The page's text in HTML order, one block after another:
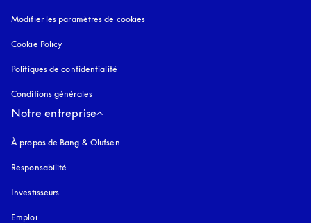
Modifier les paramètres de cookies
Cookie Policy
Politiques de confidentialité
Conditions générales
Notre entreprise
À propos de Bang & Olufsen
Responsabilité
Investisseurs
Emploi